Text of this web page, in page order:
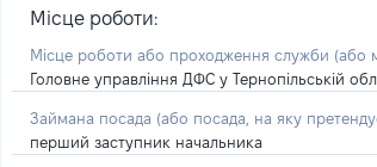
Місце роботи:
Місце роботи або проходження служби (або
Головне управління ДФС у Тернопільській
Займана посада (або посада, на яку
перший заступник начальника